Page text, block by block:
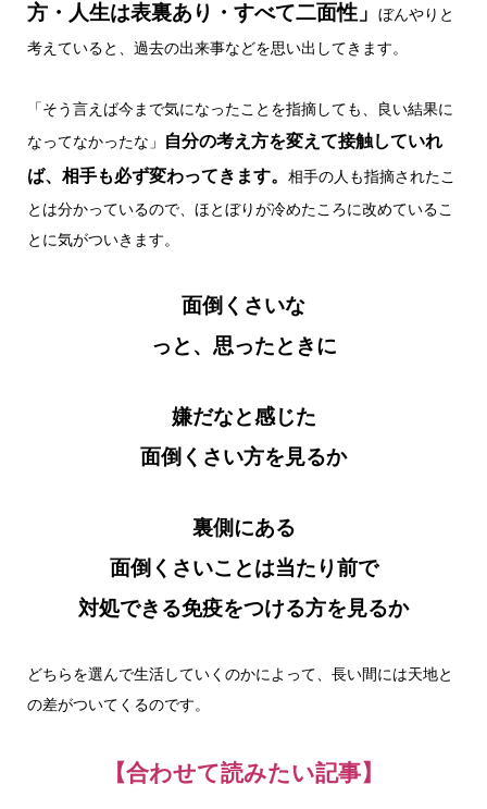
方・人生は表裏あり・すべて二面性」
ぼんやりと
考えていると、過去の出来事などを思い出してきます。
「そう言えば今まで気になったことを指摘しても、良い結果に
なってなかったな」
自分の考え方を変えて接触していれ
ば、相手も必ず変わってきます。 相手の人も指摘されたこ
とは分かっているので、ほとぼりが冷めたころに改めているこ
とに気がついきます。
面倒くさいな
っと、思ったときに
嫌だなと感じた
面倒くさい方を見るか
裏側にある
面倒くさいことは当たり前で
対処できる免疫をつける方を見るか
どちらを選んで生活していくのかによって、長い間には天地と
の差がついてくるのです。
【合わせて読みたい記事】